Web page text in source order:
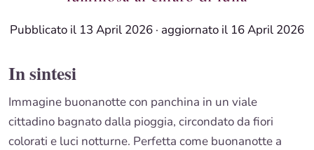
Pubblicato il 13 April 2026 · aggiornato il 16 April 2026
In sintesi
Immagine buonanotte con panchina in un viale
cittadino bagnato dalla pioggia, circondato da fiori
colorati e luci notturne. Perfetta come buonanotte a